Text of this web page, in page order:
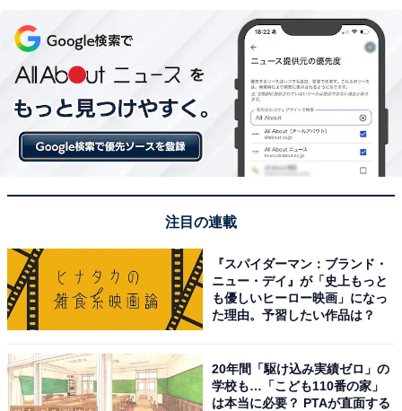
注目の連載
『スパイダーマン：ブランド・
ニュー・デイ』が「史上もっと
も優しいヒーロー映画」になっ
た理由。予習したい作品は？
20年間「駆け込み実績ゼロ」の
学校も…「こども110番の家」
は本当に必要？ PTAが直面する